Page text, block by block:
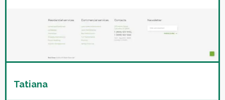
Tatiana